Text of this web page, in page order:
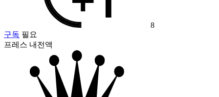
8
구독 필요
프레스 내전액